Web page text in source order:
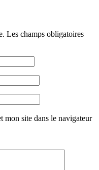
Les champs obligatoires
mon site dans le navigateur